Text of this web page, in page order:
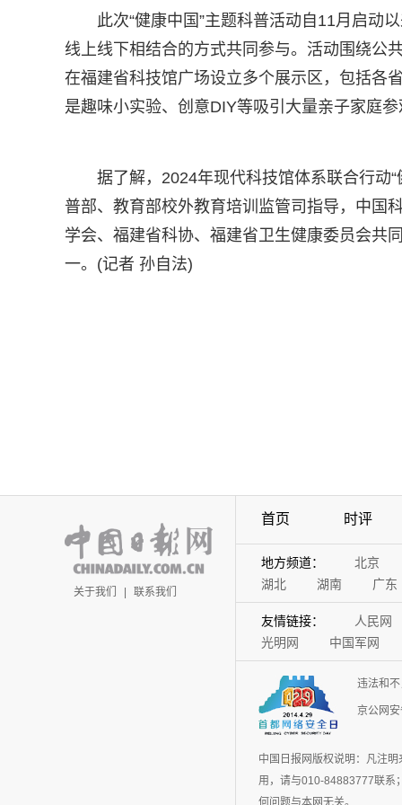
此次“健康中国”主题科普活动自11月启动
线上线下相结合的方式共同参与。活动围绕公
在福建省科技馆广场设立多个展示区，包括各
是趣味小实验、创意DIY等吸引大量亲子家庭
据了解，2024年现代科技馆体系联合行动
普部、教育部校外教育培训监管司指导，中国
学会、福建省科协、福建省卫生健康委员会共
一。(记者 孙自法)
关于我们 | 联系我们
首页 时评
地方频道：
北京
湖北
湖南 广东
友情链接：
人民网
光明网
中国军网
违法和
京公网
中国日报网版权说明：凡注
用，请与010-84883777联系
何问题与本网无关。